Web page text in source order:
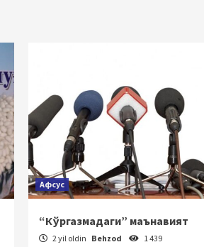
Афсус
“Кўргазмадаги” маънавият
2 yil oldin Behzod 1 439